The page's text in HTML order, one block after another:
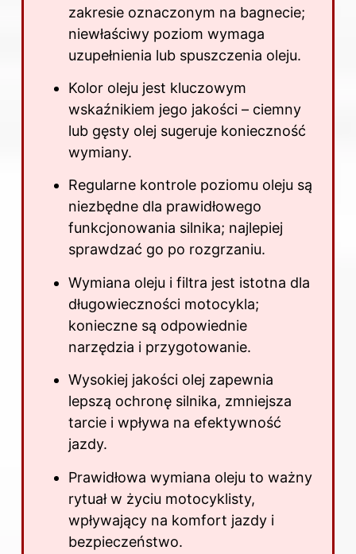
zakresie oznaczonym na bagnecie;
niewłaściwy poziom wymaga
uzupełnienia lub spuszczenia oleju.
Kolor oleju jest kluczowym
wskaźnikiem jego jakości – ciemny
lub gęsty olej sugeruje konieczność
wymiany.
Regularne kontrole poziomu oleju są
niezbędne dla prawidłowego
funkcjonowania silnika; najlepiej
sprawdzać go po rozgrzaniu.
Wymiana oleju i filtra jest istotna dla
długowieczności motocykla;
konieczne są odpowiednie
narzędzia i przygotowanie.
Wysokiej jakości olej zapewnia
lepszą ochronę silnika, zmniejsza
tarcie i wpływa na efektywność
jazdy.
Prawidłowa wymiana oleju to ważny
rytuał w życiu motocyklisty,
wpływający na komfort jazdy i
bezpieczeństwo.